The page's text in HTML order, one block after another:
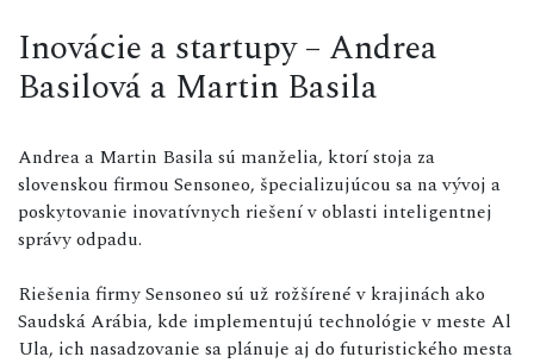
Inovácie a startupy – Andrea
Basilová a Martin Basila
Andrea a Martin Basila sú manželia, ktorí stoja za
slovenskou firmou Sensoneo, špecializujúcou sa na vývoj a
poskytovanie inovatívnych riešení v oblasti inteligentnej
správy odpadu.
Riešenia firmy Sensoneo sú už rožšírené v krajinách ako
Saudská Arábia, kde implementujú technológie v meste Al
Ula, ich nasadzovanie sa plánuje aj do futuristického mesta